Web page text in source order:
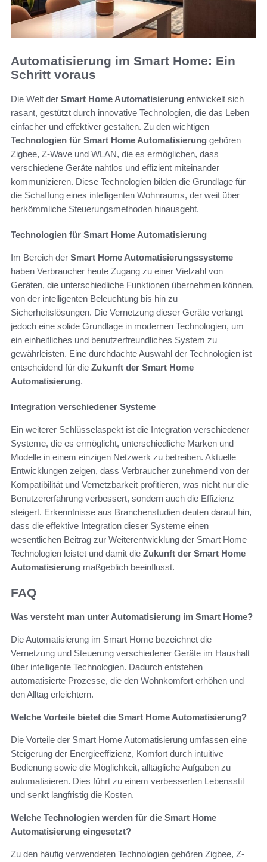
Automatisierung im Smart Home: Ein
Schritt voraus
Die Welt der Smart Home Automatisierung entwickelt sich
rasant, gestützt durch innovative Technologien, die das Leben
einfacher und effektiver gestalten. Zu den wichtigen
Technologien für Smart Home Automatisierung gehören
Zigbee, Z-Wave und WLAN, die es ermöglichen, dass
verschiedene Geräte nahtlos und effizient miteinander
kommunizieren. Diese Technologien bilden die Grundlage für
die Schaffung eines intelligenten Wohnraums, der weit über
herkömmliche Steuerungsmethoden hinausgeht.
Technologien für Smart Home Automatisierung
Im Bereich der Smart Home Automatisierungssysteme
haben Verbraucher heute Zugang zu einer Vielzahl von
Geräten, die unterschiedliche Funktionen übernehmen können,
von der intelligenten Beleuchtung bis hin zu
Sicherheitslösungen. Die Vernetzung dieser Geräte verlangt
jedoch eine solide Grundlage in modernen Technologien, um
ein einheitliches und benutzerfreundliches System zu
gewährleisten. Eine durchdachte Auswahl der Technologien ist
entscheidend für die Zukunft der Smart Home
Automatisierung.
Integration verschiedener Systeme
Ein weiterer Schlüsselaspekt ist die Integration verschiedener
Systeme, die es ermöglicht, unterschiedliche Marken und
Modelle in einem einzigen Netzwerk zu betreiben. Aktuelle
Entwicklungen zeigen, dass Verbraucher zunehmend von der
Kompatibilität und Vernetzbarkeit profitieren, was nicht nur die
Benutzererfahrung verbessert, sondern auch die Effizienz
steigert. Erkenntnisse aus Branchenstudien deuten darauf hin,
dass die effektive Integration dieser Systeme einen
wesentlichen Beitrag zur Weiterentwicklung der Smart Home
Technologien leistet und damit die Zukunft der Smart Home
Automatisierung maßgeblich beeinflusst.
FAQ
Was versteht man unter Automatisierung im Smart Home?
Die Automatisierung im Smart Home bezeichnet die
Vernetzung und Steuerung verschiedener Geräte im Haushalt
über intelligente Technologien. Dadurch entstehen
automatisierte Prozesse, die den Wohnkomfort erhöhen und
den Alltag erleichtern.
Welche Vorteile bietet die Smart Home Automatisierung?
Die Vorteile der Smart Home Automatisierung umfassen eine
Steigerung der Energieeffizienz, Komfort durch intuitive
Bedienung sowie die Möglichkeit, alltägliche Aufgaben zu
automatisieren. Dies führt zu einem verbesserten Lebensstil
und senkt langfristig die Kosten.
Welche Technologien werden für die Smart Home
Automatisierung eingesetzt?
Zu den häufig verwendeten Technologien gehören Zigbee, Z-